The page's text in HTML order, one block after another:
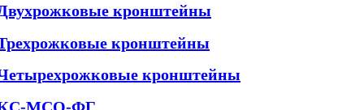
кронштейны
кронштейны
кронштейны